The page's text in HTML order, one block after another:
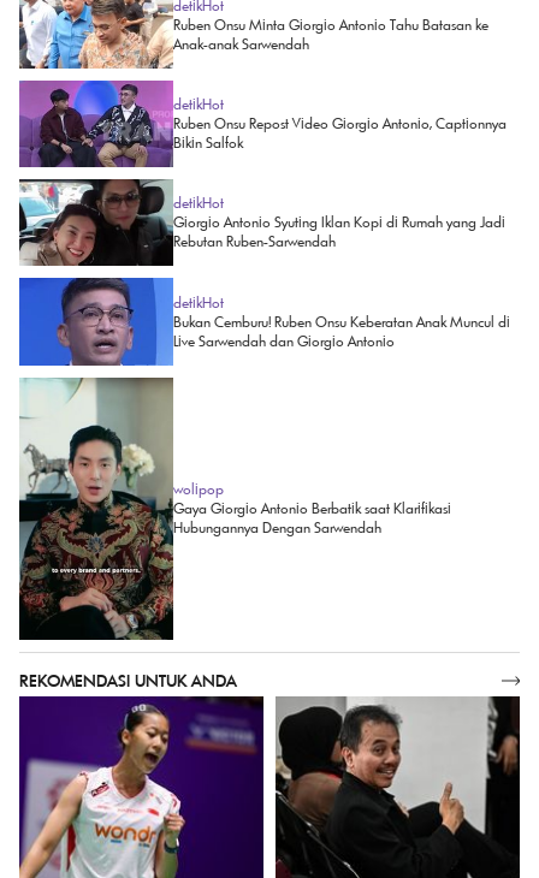
detikHot
Ruben Onsu Minta Giorgio Antonio Tahu Batasan ke
Anak-anak Sarwendah
detikHot
Ruben Onsu Repost Video Giorgio Antonio, Captionnya
Bikin Salfok
detikHot
Giorgio Antonio Syuting Iklan Kopi di Rumah yang Jadi
Rebutan Ruben-Sarwendah
detikHot
Bukan Cemburu! Ruben Onsu Keberatan Anak Muncul di
Live Sarwendah dan Giorgio Antonio
wolipop
Gaya Giorgio Antonio Berbatik saat Klarifikasi
Hubungannya Dengan Sarwendah
REKOMENDASI UNTUK ANDA